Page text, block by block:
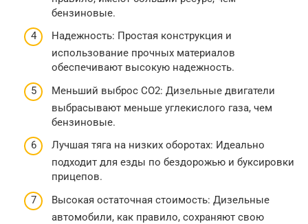
бензиновые.
Надежность: Простая конструкция и
использование прочных материалов
обеспечивают высокую надежность.
Меньший выброс CO2: Дизельные двигатели
выбрасывают меньше углекислого газа, чем
бензиновые.
Лучшая тяга на низких оборотах: Идеально
подходит для езды по бездорожью и буксировки
прицепов.
Высокая остаточная стоимость: Дизельные
автомобили, как правило, сохраняют свою